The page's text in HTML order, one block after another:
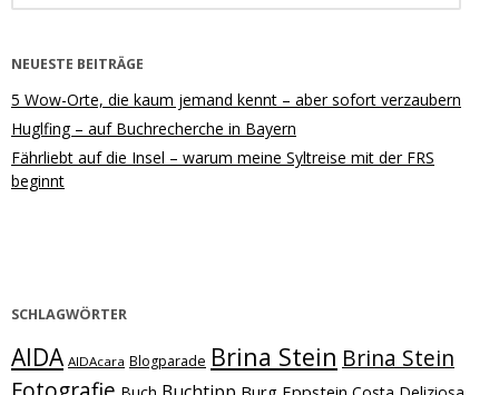
NEUESTE BEITRÄGE
5 Wow-Orte, die kaum jemand kennt – aber sofort verzaubern
Huglfing – auf Buchrecherche in Bayern
Fährliebt auf die Insel – warum meine Syltreise mit der FRS
beginnt
SCHLAGWÖRTER
AIDA AIDAcara Blogparade Brina Stein Brina Stein